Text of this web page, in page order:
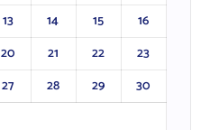
13 14 15
16
20 21 22
23
27 28 29
30